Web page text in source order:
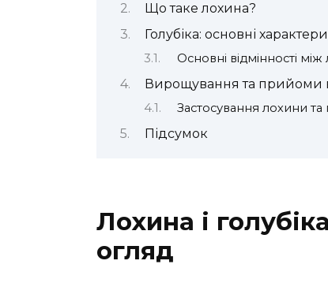
Що таке лохина?
Голубіка: основні
Основні відмінності
Вирощування та прийоми
Застосування лохини та
Підсумок
Лохина і
огляд